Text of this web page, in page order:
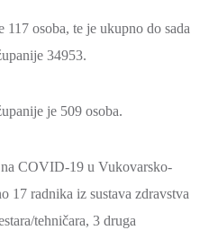
osoba, te je ukupno do sada
34953.
je 509 osoba.
COVID-19 u Vukovarsko-
17 radnika iz sustava zdravstva
tehničara, 3 druga